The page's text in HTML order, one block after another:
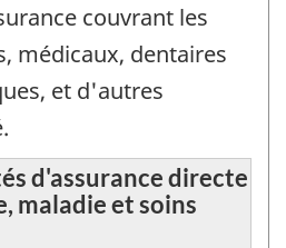
couvrant les
médicaux, dentaires
et d'autres
d'assurance directe
maladie et soins